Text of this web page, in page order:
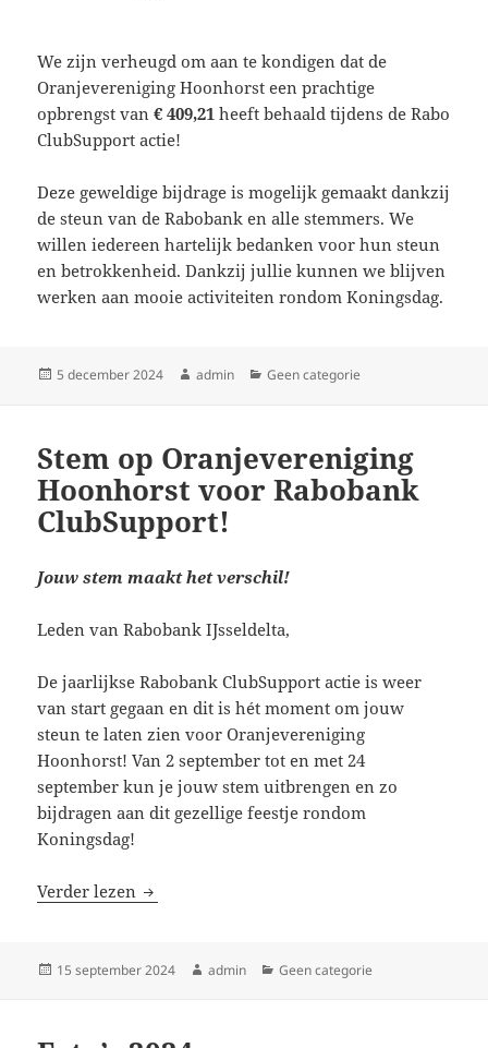
We zijn verheugd om aan te kondigen dat de
Oranjevereniging Hoonhorst een prachtige
opbrengst van€ 409,21 heeft behaald tijdens de Rabo
ClubSupport actie!
Deze geweldige bijdrage is mogelijk gemaakt dankzij
de steun van de Rabobank en alle stemmers. We
willen iedereen hartelijk bedanken voor hun steun
en betrokkenheid. Dankzij jullie kunnen we blijven
werken aan mooie activiteiten rondom Koningsdag.
Geplaatst
5 december 2024 Auteur
admin Categorieën
Geen categorie
Stem op Oranjevereniging
Hoonhorst voor Rabobank
ClubSupport!
Jouw stem maakt het verschil!
Leden van Rabobank IJsseldelta,
De jaarlijkse Rabobank ClubSupport actie is weer
van start gegaan en dit is hét moment om jouw
steun te laten zien voor Oranjevereniging
Hoonhorst! Van 2 september tot en met 24
september kun je jouw stem uitbrengen en zo
bijdragen aan dit gezellige feestje rondom
Koningsdag!
Verder lezen Stem op Oranjevereniging Hoonhorst voor
Geplaatst
15 september 2024 Auteur
admin Categorieën
Geen categorie